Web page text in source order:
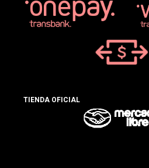
TIENDA OFICIAL